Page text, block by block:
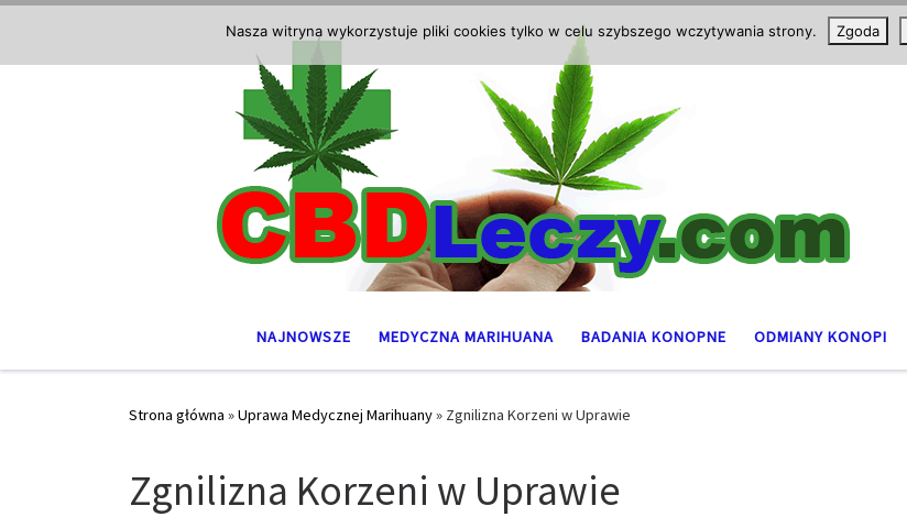
NAJNOWSZE MEDYCZNA MARIHUANA BADANIA KONOPNE ODMIANY KONOPI
Strona główna »Uprawa Medycznej Marihuany» Zgnilizna Korzeni w Uprawie
Zgnilizna Korzeni w Uprawie
Nasza witryna wykorzystuje pliki cookies tylko w celu szybszego wczytywania strony. Zgoda